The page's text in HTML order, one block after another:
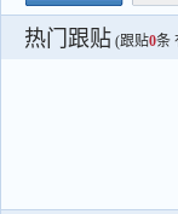
热门跟贴 (跟贴0条